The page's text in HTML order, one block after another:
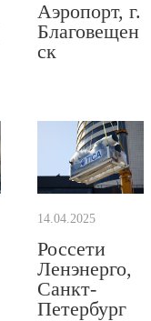
Аэропорт, г.
Благовещен
ск
14.04.2025
​Россети
Ленэнерго,
Санкт-
Петербург